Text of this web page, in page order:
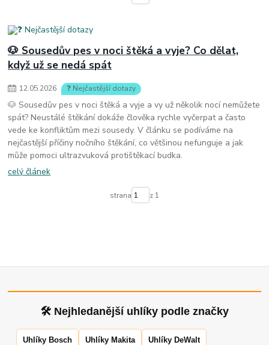
🐶 Sousedův pes v noci štěká a vyje? Co dělat,
když už se nedá spát
12.05.2026 ❓ Nejčastější dotazy
🐶 Sousedův pes v noci štěká a vyje a vy už několik nocí nemůžete
spát? Neustálé štěkání dokáže člověka rychle vyčerpat a často
vede ke konfliktům mezi sousedy. V článku se podíváme na
nejčastější příčiny nočního štěkání, co většinou nefunguje a jak
může pomoci ultrazvuková protištěkací budka.
celý článek
strana z 1
🛠 Nejhledanější uhlíky podle značky
Uhlíky Bosch Uhlíky Makita Uhlíky DeWalt